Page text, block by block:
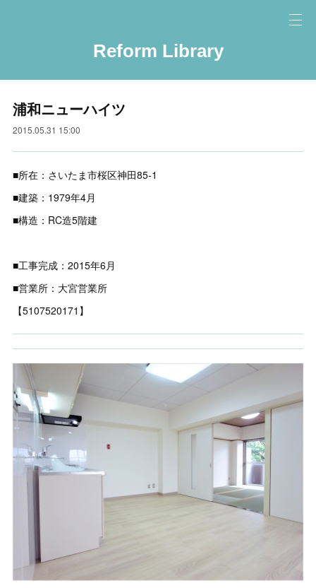
Reform Library
浦和ニューハイツ
2015.05.31 15:00
■所在：さいたま市桜区神田85-1
■建築：1979年4月
■構造：RC造5階建
■工事完成：2015年6月
■営業所：大宮営業所
【5107520171】